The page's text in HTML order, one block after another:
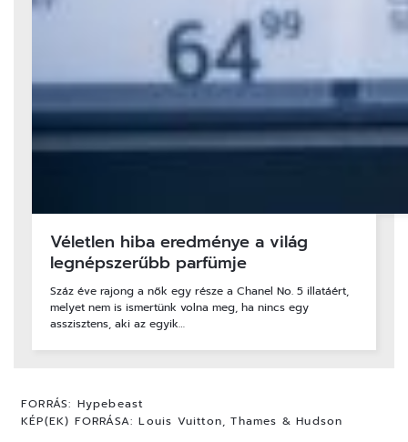
Véletlen hiba eredménye a világ
legnépszerűbb parfümje
Száz éve rajong a nők egy része a Chanel No. 5 illatáért,
melyet nem is ismertünk volna meg, ha nincs egy
asszisztens, aki az egyik…
FORRÁS: Hypebeast
KÉP(EK) FORRÁSA: Louis Vuitton, Thames & Hudson